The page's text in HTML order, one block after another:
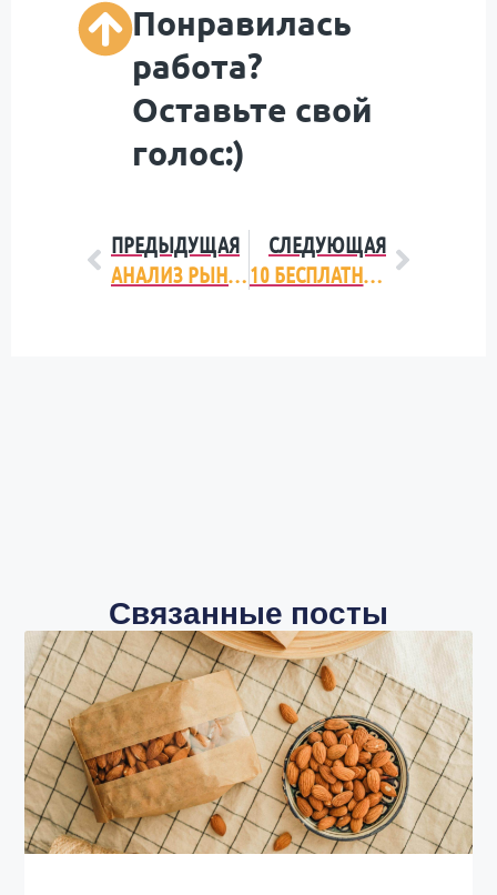
Понравилась
работа?
Оставьте свой
голос:)
ПРЕДЫДУЩАЯ
АНАЛИЗ РЫНКА МОЛОЧНОЙ ПРОДУКЦИИ УКРАИНЫ 2015-2016
СЛЕДУЮЩАЯ
10 БЕСПЛАТНЫХ ПОЛЕЗНЫХ СЕРВИСОВ ДЛЯ МАРКЕТОЛОГА
Связанные посты